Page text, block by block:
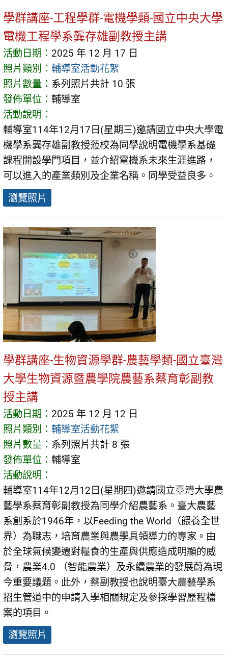
學群講座-工程學群-電機學類-國立中央大學
電機工程學系龔存雄副教授主講
活動日期： 2025 年 12 月 17 日
照片類別： 輔導室活動花絮
照片數量： 系列照片共計 10 張
發佈單位： 輔導室
活動說明：
輔導室114年12月17日(星期三)邀請國立中央大學電
機學系龔存雄副教授蒞校為同學說明電機學系基礎
課程開設學門項目，並介紹電機系未來生涯進路，
可以進入的產業類別及企業名稱。同學受益良多。
瀏覽照片
學群講座-生物資源學群-農藝學類-國立臺灣
大學生物資源暨農學院農藝系蔡育彰副教
授主講
活動日期： 2025 年 12 月 12 日
照片類別： 輔導室活動花絮
照片數量： 系列照片共計 8 張
發佈單位： 輔導室
活動說明：
輔導室114年12月12日(星期四)邀請國立臺灣大學農
藝學系蔡育彰副教授為同學介紹農藝系。臺大農藝
系創系於1946年，以Feeding the World（餵養全世
界）為職志，培育農業與農學具領導力的專家。由
於全球氣候變遷對糧食的生產與供應造成明顯的威
脅，農業4.0 （智能農業）及永續農業的發展蔚為現
今重要議題。此外，蔡副教授也說明臺大農藝學系
招生管道中的申請入學相關規定及參採學習歷程檔
案的項目。
瀏覽照片